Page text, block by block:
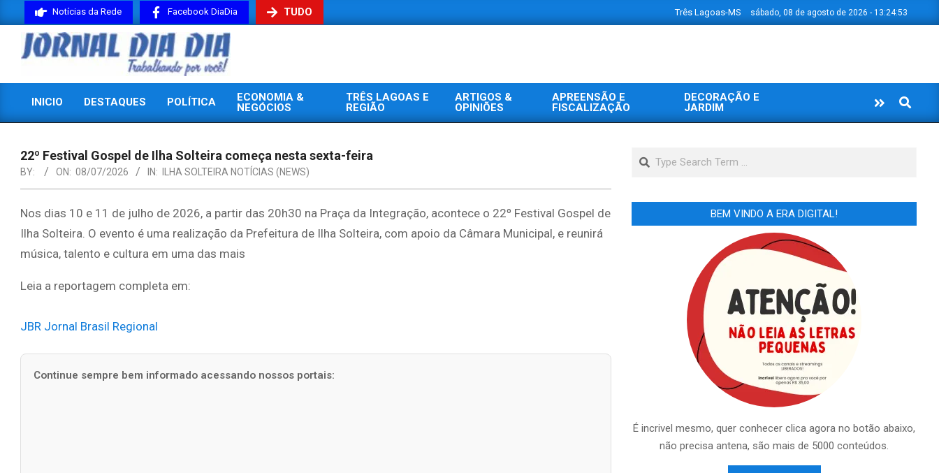
to
content
Notícias da Rede Facebook DiaDia TUDO Três Lagoas-MS sábado, 08 de agosto de 2026 - 13:24:53
JORNAL
DIADIA
INICIO DESTAQUES POLÍTICA
ECONOMIA &
NEGÓCIOS
TRÊS LAGOAS E
REGIÃO
ARTIGOS &
OPINIÕES
APREENSÃO E
FISCALIZAÇÃO
DECORAÇÃO E
JARDIM
Search
22º Festival Gospel de Ilha Solteira começa nesta sexta-feira
BY: ON: 08/07/2026 IN: ILHA SOLTEIRA NOTÍCIAS (NEWS)
Nos dias 10 e 11 de julho de 2026, a partir das 20h30 na Praça da Integração, acontece o 22º Festival Gospel de
Ilha Solteira. O evento é uma realização da Prefeitura de Ilha Solteira, com apoio da Câmara Municipal, e reunirá
música, talento e cultura em uma das mais
Leia a reportagem completa em:
JBR Jornal Brasil Regional
Continue sempre bem informado acessando nossos portais:
Search
BEM VINDO A ERA DIGITAL!
É incrivel mesmo, quer conhecer clica agora no botão abaixo,
não precisa antena, são mais de 5000 conteúdos.